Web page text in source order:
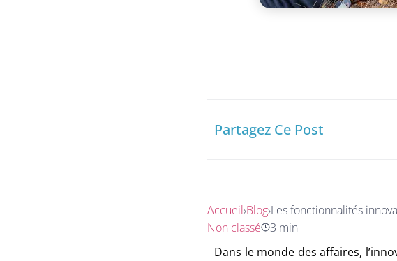
Partagez Ce Post
Accueil›Blog›Les fonctionnalités
Non classé
3 min
Dans le monde des affaires,